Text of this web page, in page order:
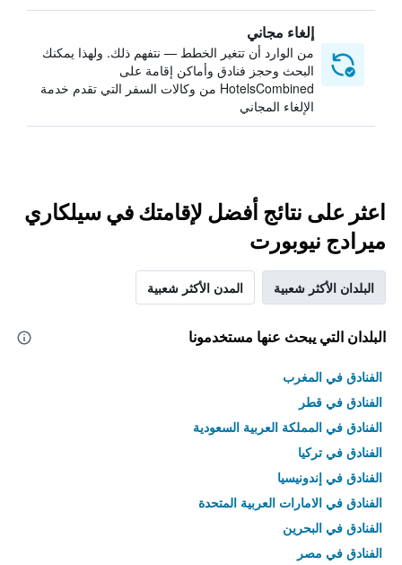
إلغاء مجاني
من الوارد أن تتغير الخطط — نتفهم ذلك. ولهذا يمكنك
البحث وحجز فنادق وأماكن إقامة على
HotelsCombined من وكالات السفر التي تقدم خدمة
الإلغاء المجاني
اعثر على نتائج أفضل لإقامتك في سيلكاري
ميرادج نيوبورت
البلدان الأكثر شعبية المدن الأكثر شعبية
البلدان التي يبحث عنها مستخدمونا
الفنادق في المغرب
الفنادق في قطر
الفنادق في المملكة العربية السعودية
الفنادق في تركيا
الفنادق في إندونيسيا
الفنادق في الامارات العربية المتحدة
الفنادق في البحرين
الفنادق في مصر